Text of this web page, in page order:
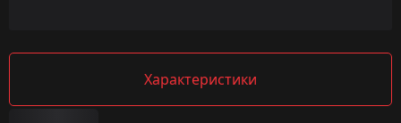
Характеристики